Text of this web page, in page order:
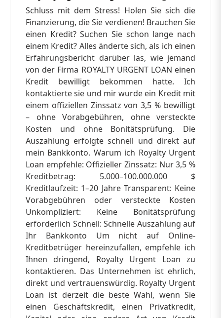
Schluss mit dem Stress! Holen Sie sich die
Finanzierung, die Sie verdienen! Brauchen Sie
einen Kredit? Suchen Sie schon lange nach
einem Kredit? Alles änderte sich, als ich einen
Erfahrungsbericht darüber las, wie jemand
von der Firma ROYALTY URGENT LOAN einen
Kredit bewilligt bekommen hatte. Ich
kontaktierte sie und mir wurde ein Kredit mit
einem offiziellen Zinssatz von 3,5 % bewilligt
– ohne Vorabgebühren, ohne versteckte
Kosten und ohne Bonitätsprüfung. Die
Auszahlung erfolgte schnell und direkt auf
mein Bankkonto. Warum ich Royalty Urgent
Loan empfehle: Offizieller Zinssatz: Nur 3,5 %
Kreditbetrag: 5.000–100.000.000 $
Kreditlaufzeit: 1–20 Jahre Transparent: Keine
Vorabgebühren oder versteckte Kosten
Unkompliziert: Keine Bonitätsprüfung
erforderlich Schnell: Schnelle Auszahlung auf
Ihr Bankkonto Um nicht auf Online-
Kreditbetrüger hereinzufallen, empfehle ich
Ihnen dringend, Royalty Urgent Loan zu
kontaktieren. Das Unternehmen ist ehrlich,
direkt und vertrauenswürdig. Royalty Urgent
Loan ist derzeit die beste Wahl, wenn Sie
einen Geschäftskredit, einen Privatkredit,